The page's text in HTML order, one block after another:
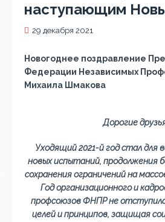
наступающим
29 декабря 2021
Новогоднее поздравление
Федерации Независимых
Михаила Шмакова
Дорогие
Уходящий 2021-й год стал для
новых испытаний, продолжения
сохранения ограничений на
Год организационного и
профсоюзов ФНПР не
целей и принципов, защищая